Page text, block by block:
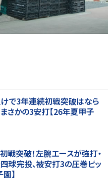
で3年連続初戦突破はなら
さかの3安打【26年夏甲子
戦突破！左腕エースが強打・
球完投、被安打3の圧巻ピッ
】